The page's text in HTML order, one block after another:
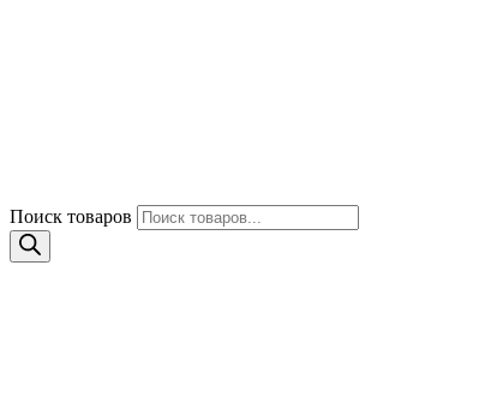
Поиск товаров